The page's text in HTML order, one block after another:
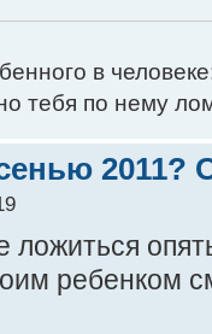
в
тебя по нему
2011?
ложиться
ребенком